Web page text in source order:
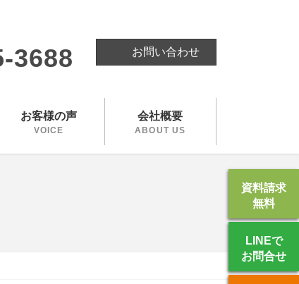
3688 お問い合わせ
お客様の声
VOICE
会社概要
ABOUT US
資料請求
無料
LINEで
お問合せ